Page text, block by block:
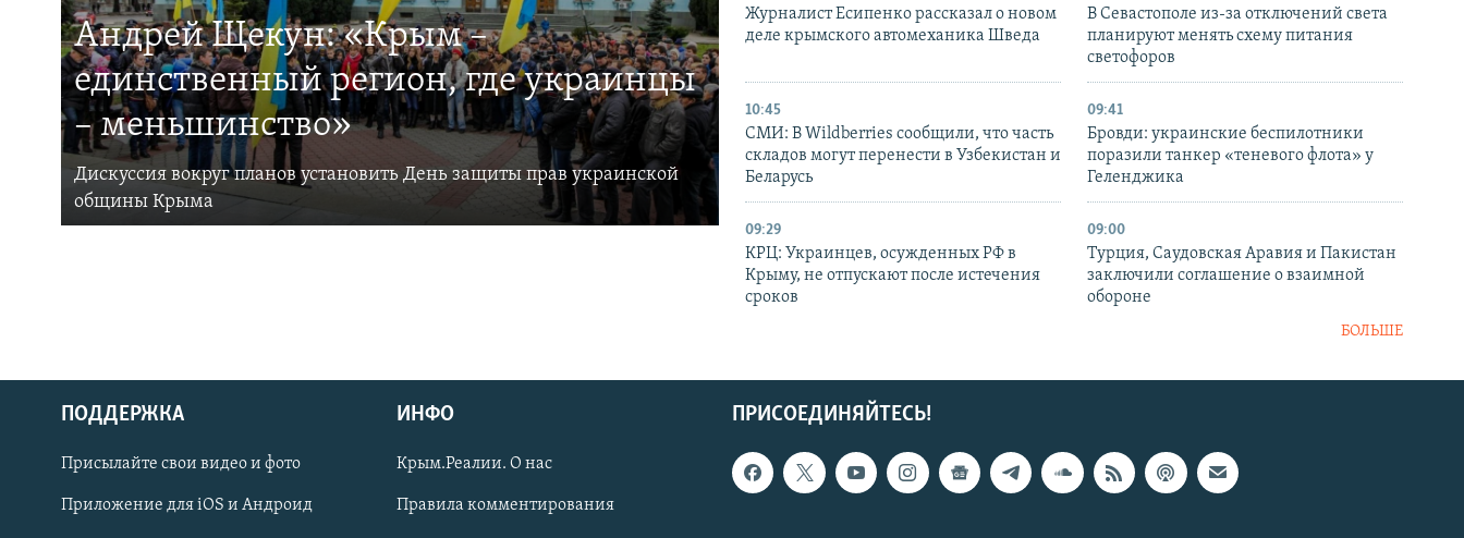
Українською
Qırımtatar
Андрей Щекун: «Крым –
единственный регион, где украинцы
– меньшинство»
Дискуссия вокруг планов установить День защиты прав украинской
общины Крыма
Журналист Есипенко рассказал о новом
деле крымского автомеханика Шведа
В Севастополе из-за отключений света
планируют менять схему питания
светофоров
10:45
СМИ: В Wildberries сообщили, что часть
складов могут перенести в Узбекистан и
Беларусь
09:41
Бровди: украинские беспилотники
поразили танкер «теневого флота» у
Геленджика
09:29
КРЦ: Украинцев, осужденных РФ в
Крыму, не отпускают после истечения
сроков
09:00
Турция, Саудовская Аравия и Пакистан
заключили соглашение о взаимной
обороне
БОЛЬШЕ
ПРИСОЕДИНЯЙТЕСЬ!
ПОДДЕРЖКА
Присылайте свои видео и фото
Приложение для iOS и Андроид
ИНФО
Крым.Реалии. О нас
Правила комментирования